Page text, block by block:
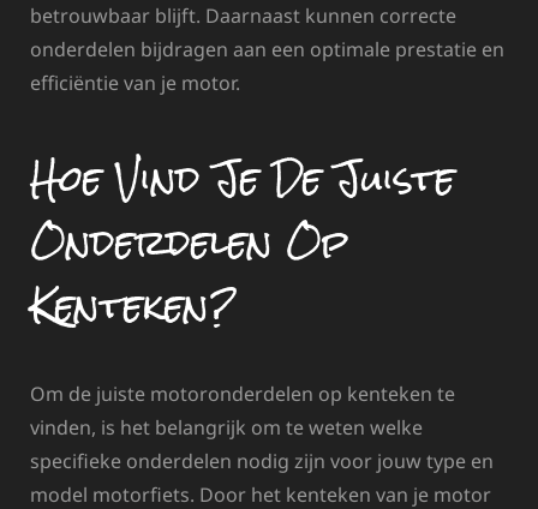
betrouwbaar blijft. Daarnaast kunnen correcte
onderdelen bijdragen aan een optimale prestatie en
efficiëntie van je motor.
Hoe Vind Je De Juiste
Onderdelen Op
Kenteken?
Om de juiste motoronderdelen op kenteken te
vinden, is het belangrijk om te weten welke
specifieke onderdelen nodig zijn voor jouw type en
model motorfiets. Door het kenteken van je motor